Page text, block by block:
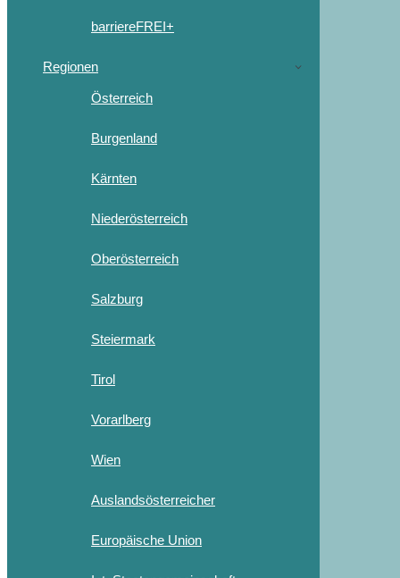
barriereFREI+
Regionen
Österreich
Burgenland
Kärnten
Niederösterreich
Oberösterreich
Salzburg
Steiermark
Tirol
Vorarlberg
Wien
Auslandsösterreicher
Europäische Union